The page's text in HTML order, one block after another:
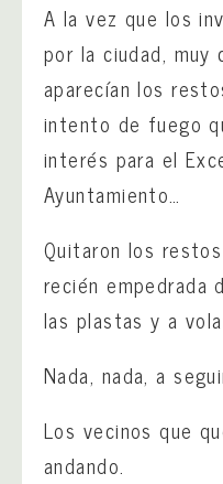
A la vez que los
por la ciudad, muy
aparecían los
intento de fuego
interés para el
Ayuntamiento…
Quitaron los
recién empedrada
las plastas y a
Nada, nada, a
Los vecinos que
andando.